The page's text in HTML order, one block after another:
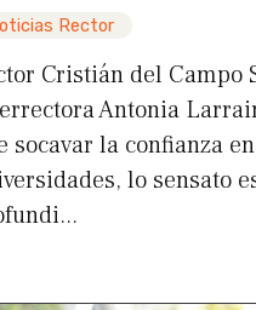
Rector
Cristián del Campo
Antonia
socavar la confianza
lo sensato